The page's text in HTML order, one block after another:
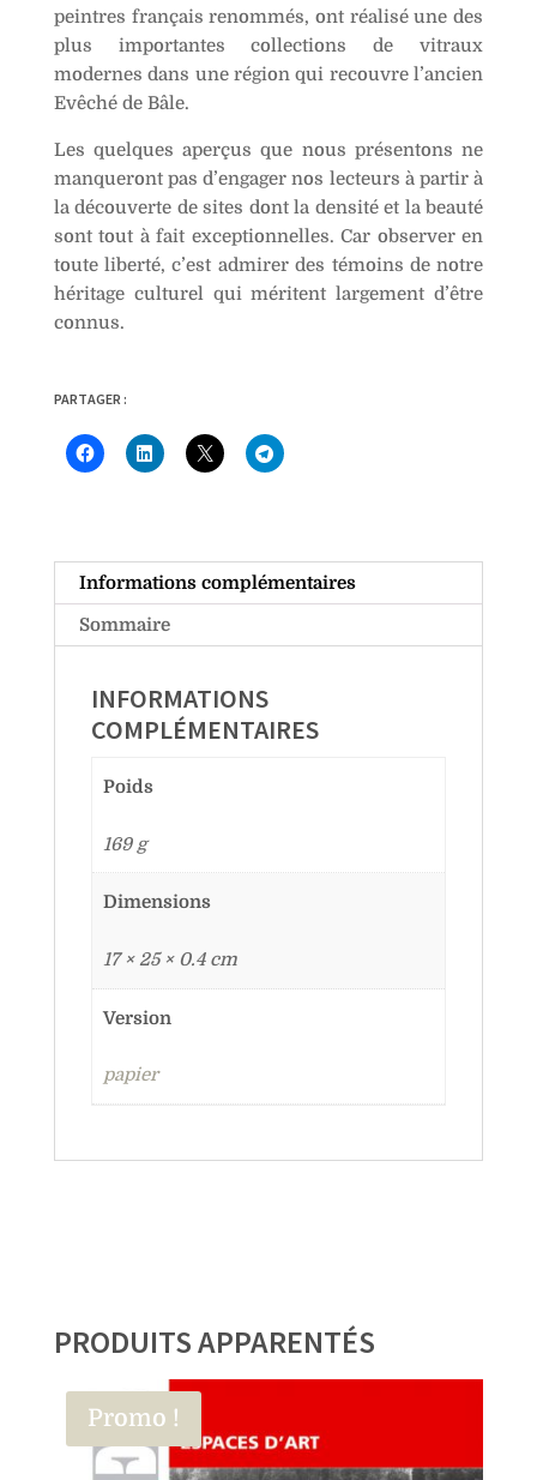
peintres français renommés, ont réalisé une des
plus importantes collections de vitraux
modernes dans une région qui recouvre l’ancien
Evêché de Bâle.
Les quelques aperçus que nous présentons ne
manqueront pas d’engager nos lecteurs à partir à
la découverte de sites dont la densité et la beauté
sont tout à fait exceptionnelles. Car observer en
toute liberté, c’est admirer des témoins de notre
héritage culturel qui méritent largement d’être
connus.
PARTAGER :
Informations complémentaires
Sommaire
INFORMATIONS
COMPLÉMENTAIRES
Poids
169 g
Dimensions
17 × 25 × 0.4 cm
Version
papier
PRODUITS APPARENTÉS
Promo !